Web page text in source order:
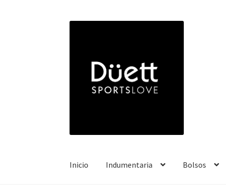
navegación
página
Inicio Indumentaria Bolsos